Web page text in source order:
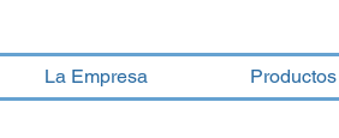
La Empresa Productos